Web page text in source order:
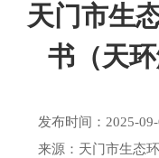
天门市生
书（天
发布时间：2025-
来源：天门市生态